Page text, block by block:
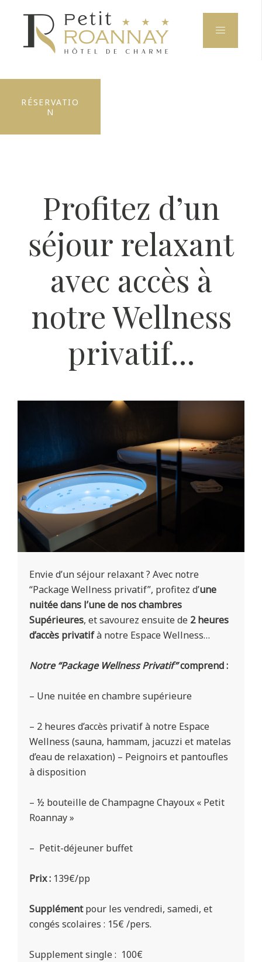
RÉSERVATIO
N
Profitez d’un
séjour relaxant
avec accès à
notre Wellness
privatif…
Envie d’un séjour relaxant ? Avec notre
“Package Wellness privatif”, profitez d’une
nuitée dans l’une de nos chambres
Supérieures, et savourez ensuite de 2 heures
d’accès privatifà notre Espace Wellness…
Notre “Package Wellness Privatif”comprend :
– Une nuitée en chambre supérieure
– 2 heures d’accès privatif à notre Espace
Wellness (sauna, hammam, jacuzzi et matelas
d’eau de relaxation) – Peignoirs et pantoufles
à disposition
– ½ bouteille de Champagne Chayoux « Petit
Roannay »
– Petit-déjeuner buffet
Prix : 139€/pp
Supplémentpour les vendredi, samedi, et
congés scolaires : 15€ /pers.
Supplement single : 100€